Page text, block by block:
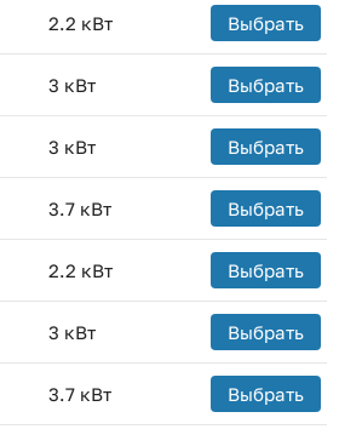
2.2 кВт Выбрать
3 кВт Выбрать
3 кВт Выбрать
3.7 кВт Выбрать
2.2 кВт Выбрать
3 кВт Выбрать
3.7 кВт Выбрать